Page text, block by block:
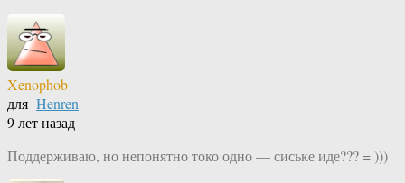
Xenophob
для Henren
9 лет назад
Поддерживаю, но непонятно токо одно — сиське иде??? = )))